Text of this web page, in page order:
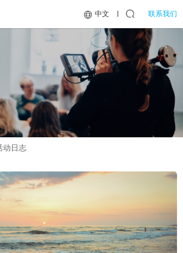
中文 联系我们
动日志